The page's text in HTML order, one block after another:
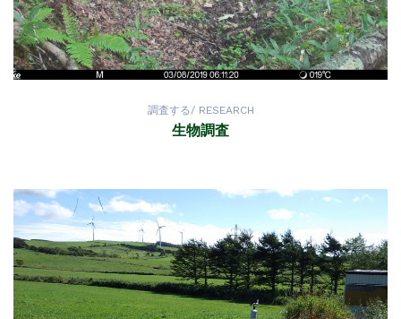
調査する/ RESEARCH
生物調査